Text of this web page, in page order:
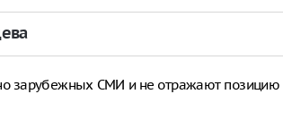
зарубежных СМИ и не отражают позицию